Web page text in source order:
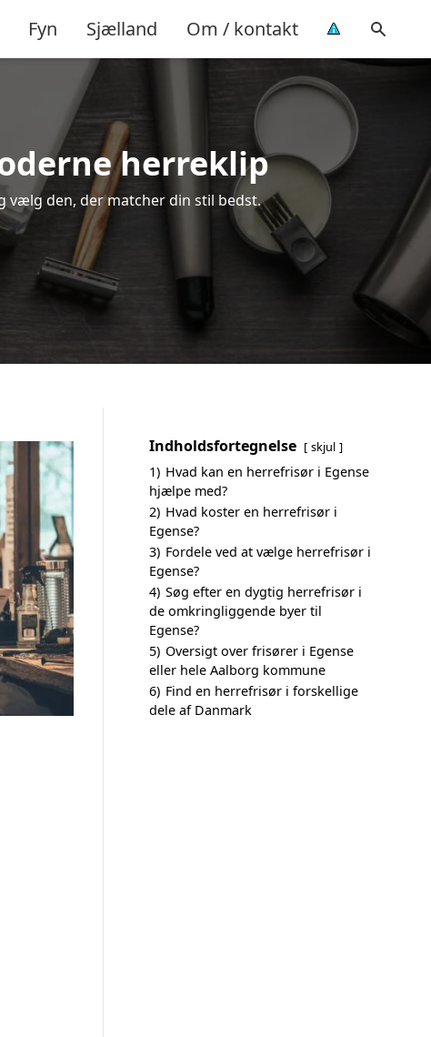
Fyn Sjælland Om / kontakt
herreklip
vælg den, der matcher din stil bedst.
Indholdsfortegnelse skjul
1) Hvad kan en herrefrisør i Egense
hjælpe med?
2) Hvad koster en herrefrisør i
Egense?
3) Fordele ved at vælge herrefrisør i
Egense?
4) Søg efter en dygtig herrefrisør i
de omkringliggende byer til
Egense?
5) Oversigt over frisører i Egense
eller hele Aalborg kommune
6) Find en herrefrisør i forskellige
dele af Danmark